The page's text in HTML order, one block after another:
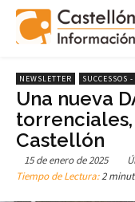
NEWSLETTER SUCCESSOS
Una nueva
Castellón
15 de enero de 2025
Tiempo de Lectura:2